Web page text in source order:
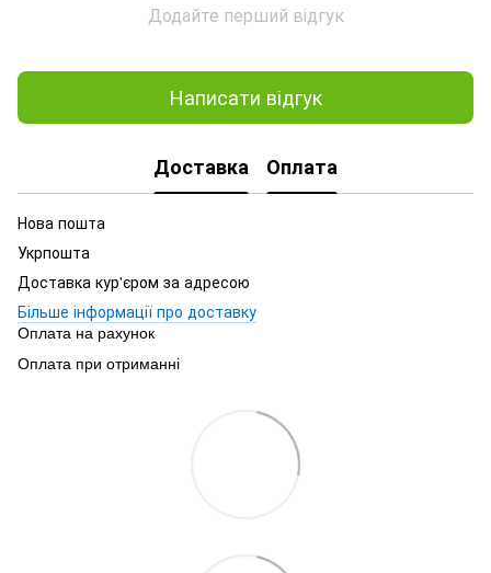
Додайте перший відгук
Написати відгук
Доставка Оплата
Нова пошта
Укрпошта
Доставка кур'єром за адресою
Більше інформації про доставку
Оплата на рахунок
Оплата при отриманні